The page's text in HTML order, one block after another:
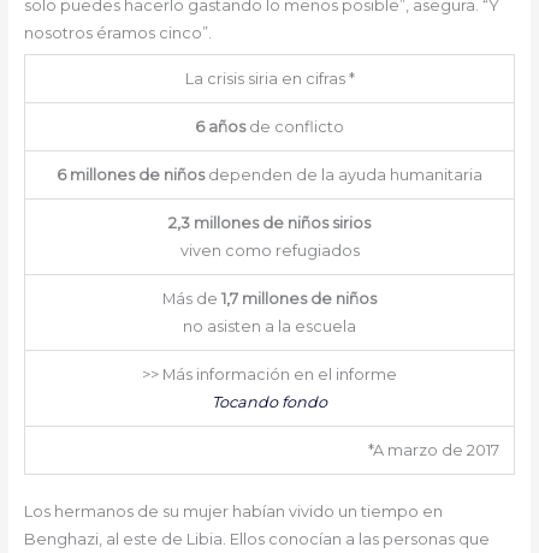
solo puedes hacerlo gastando lo menos posible”, asegura. “Y
nosotros éramos cinco”.
La crisis siria en cifras *
6 años de conflicto
6 millones de niños dependen de la ayuda humanitaria
2,3 millones de niños sirios
viven como refugiados
Más de1,7 millones de niños
no asisten a la escuela
>> Más información en el informe
Tocando fondo
*A marzo de 2017
Los hermanos de su mujer habían vivido un tiempo en
Benghazi, al este de Libia. Ellos conocían a las personas que